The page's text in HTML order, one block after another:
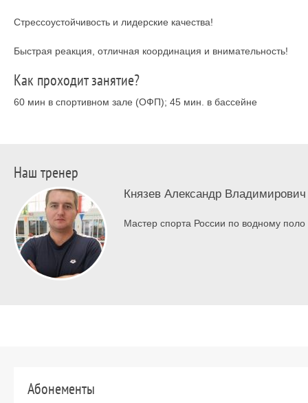
Стрессоустойчивость и лидерские качества!
Быстрая реакция, отличная координация и внимательность!
Как проходит занятие?
60 мин в спортивном зале (ОФП); 45 мин. в бассейне
Наш тренер
Князев Александр Владимирович
Мастер спорта России по водному поло
Абонементы